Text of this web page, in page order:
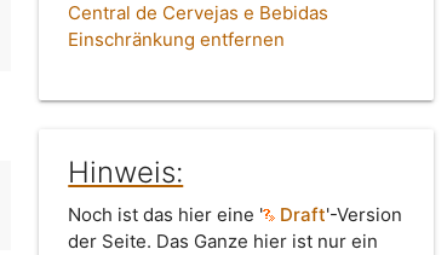
Central de Cervejas e Bebidas
Einschränkung entfernen
Hinweis:
Noch ist das hier eine ' Draft'-Version
der Seite. Das Ganze hier ist nur ein